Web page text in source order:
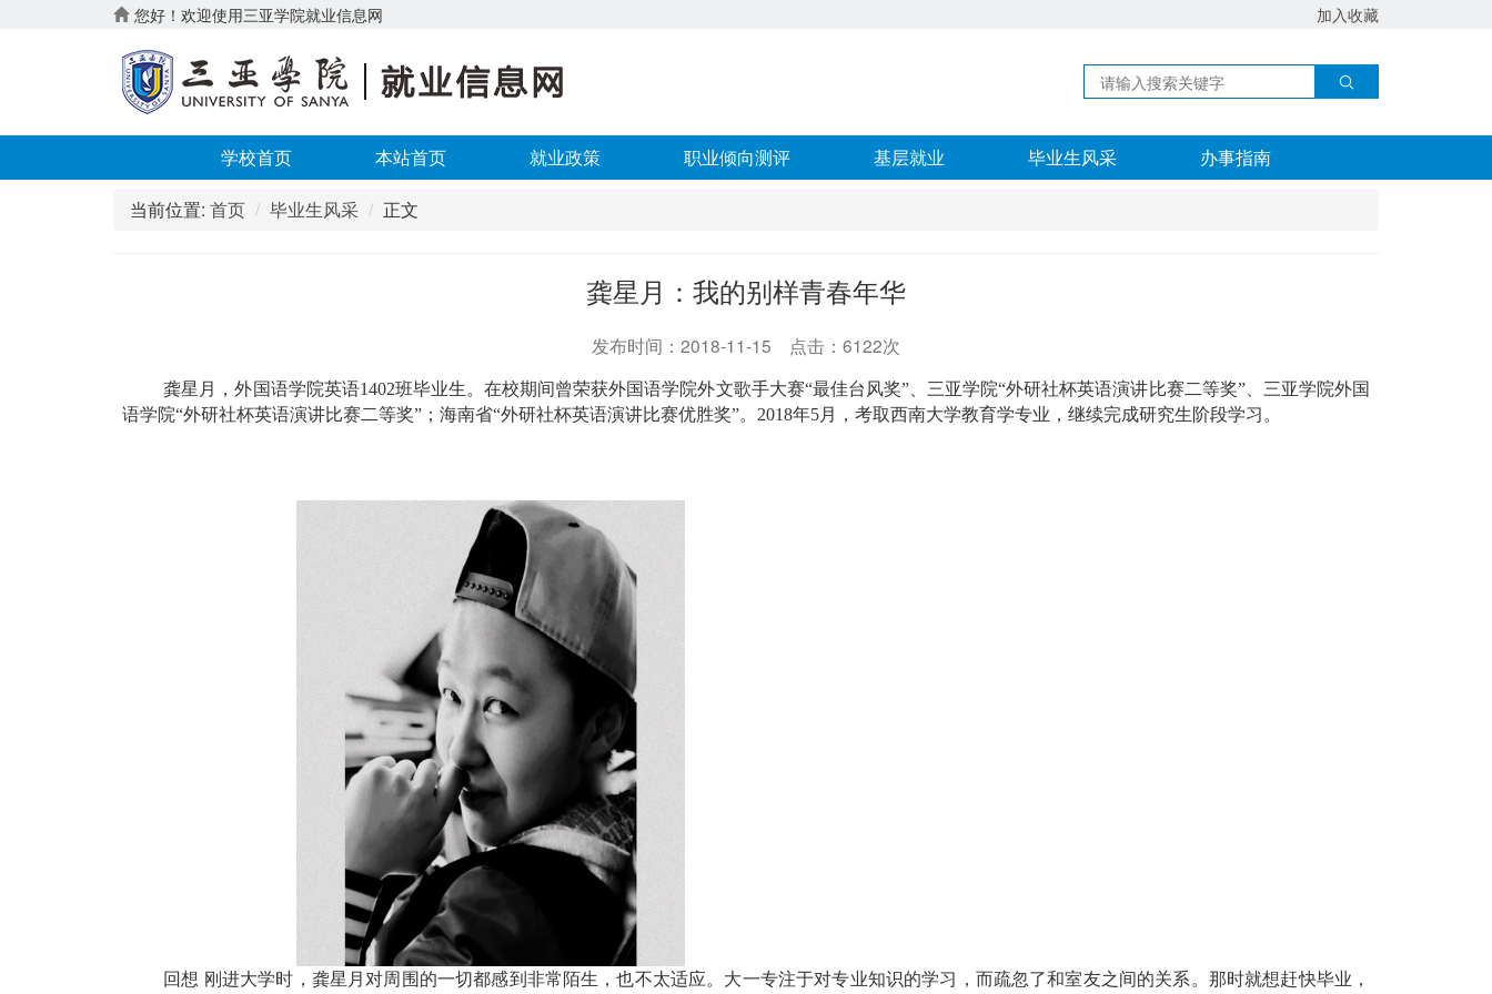
您好！欢迎使用三亚学院就业信息网 加入收藏
学校首页 本站首页 就业政策 职业倾向测评 基层就业 毕业生风采 办事指南
当前位置: 首页 毕业生风采 正文
龚星月：我的别样青春年华
发布时间：2018-11-15 点击：6122次
龚星月，外国语学院英语1402班毕业生。在校期间曾荣获外国语学院外文歌手大赛“最佳台风奖”、三亚学院“外研社杯英语演讲比赛二等奖”、三亚学院外国
语学院“外研社杯英语演讲比赛二等奖”；海南省“外研社杯英语演讲比赛优胜奖”。 2018年5月，考取西南大学教育学专业，继续完成研究生阶段学习。
回想 刚进大学时，龚星月对周围的一切都感到非常陌生，也不太适应。大一专注于对专业知识的学习，而疏忽了和室友之间的关系。那时就想赶快毕业，